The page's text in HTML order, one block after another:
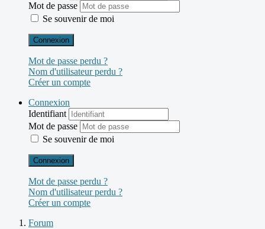
Mot de passe
Se souvenir de moi
Connexion
Mot de passe perdu ?
Nom d'utilisateur perdu ?
Créer un compte
Connexion
Identifiant
Mot de passe
Se souvenir de moi
Connexion
Mot de passe perdu ?
Nom d'utilisateur perdu ?
Créer un compte
Forum